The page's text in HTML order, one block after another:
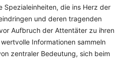
Spezialeinheiten, die ins Herz der
und deren tragenden
Aufbruch der Attentäter zu ihren
Informationen sammeln
zentraler Bedeutung, sich beim